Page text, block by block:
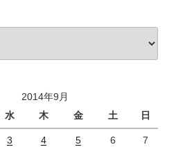
2014年9月
水
木 金 土 日
3 4 5 6 7